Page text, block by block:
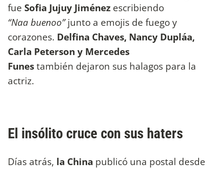
fue Sofia Jujuy Jiménez escribiendo
“Naa buenoo”junto a emojis de fuego y
corazones. Delfina Chaves, Nancy Dupláa,
Carla Peterson y Mercedes
Funestambién dejaron sus halagos para la
actriz.
El insólito cruce con sus haters
Días atrás, la China publicó una postal desde